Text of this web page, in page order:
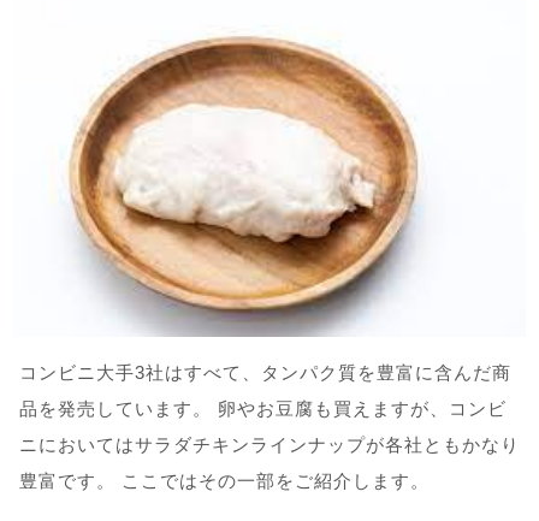
コンビニ大手3社はすべて、タンパク質を豊富に含んだ商
品を発売しています。 卵やお豆腐も買えますが、コンビ
ニにおいてはサラダチキンラインナップが各社ともかなり
豊富です。 ここではその一部をご紹介します。